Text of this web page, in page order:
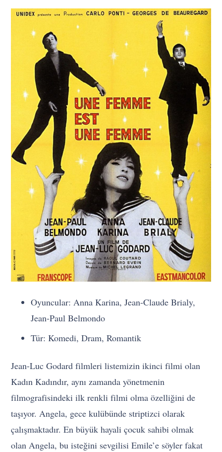
Oyuncular: Anna Karina, Jean-Claude Brialy,
Jean-Paul Belmondo
Tür: Komedi, Dram, Romantik
Jean-Luc Godard filmleri listemizin ikinci filmi olan
Kadın Kadındır, aynı zamanda yönetmenin
filmografisindeki ilk renkli filmi olma özelliğini de
taşıyor. Angela, gece kulübünde striptizci olarak
çalışmaktadır. En büyük hayali çocuk sahibi olmak
olan Angela, bu isteğini sevgilisi Emile’e söyler fakat